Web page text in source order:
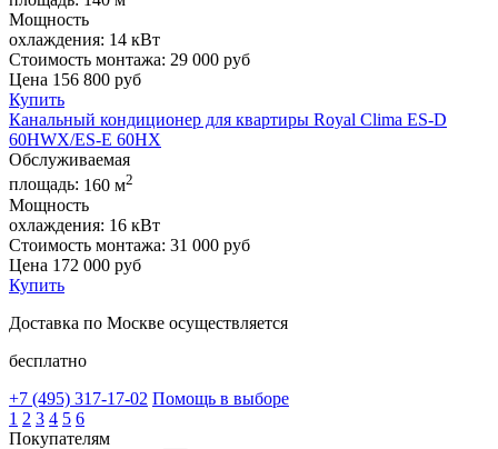
Мощность
охлаждения: 14 кВт
Стоимость монтажа: 29 000 руб
Цена 156 800 руб
Купить
Канальный кондиционер для квартиры Royal Clima ES-D
60HWX/ES-E 60HX
Обслуживаемая
площадь: 160 м2
Мощность
охлаждения: 16 кВт
Стоимость монтажа: 31 000 руб
Цена 172 000 руб
Купить
Доставка по Москве осуществляется
бесплатно
+7 (495) 317-17-02 Помощь в выборе
1 2 3 4 5 6
Покупателям